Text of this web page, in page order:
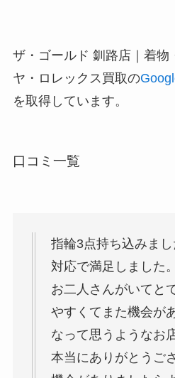
ザ・ゴールド 釧路店｜着物
ヤ・ロレックス買取の
を取得しています。
口コミ一覧
指輪3点持ち込みま
対応で満足しました
お二人さんがいてと
やすくてまた機会が
なって思うようなお
本当にありがとうご